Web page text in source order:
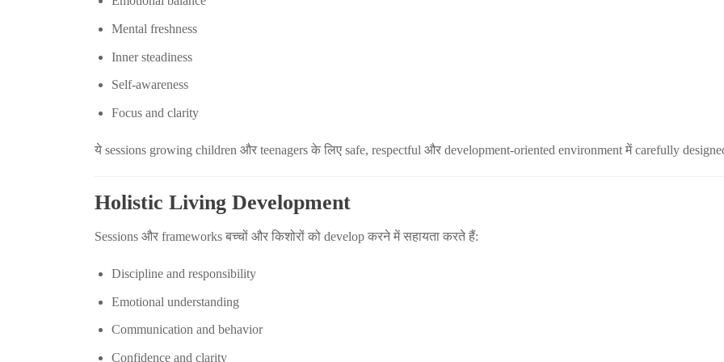
Mental freshness
Inner steadiness
Self-awareness
Focus and clarity
ये sessions growing children और teenagers के लिए safe, respectful और development-oriented environment में carefully
Holistic Living Development
Sessions और frameworks बच्चों और किशोरों को develop करने में सहायता करते हैं:
Discipline and responsibility
Emotional understanding
Communication and behavior
Confidence and clarity